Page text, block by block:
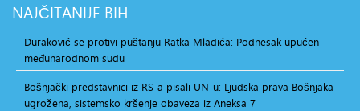
NAJČITANIJE BIH
Duraković se protivi puštanju Ratka Mladića: Podnesak upućen
međunarodnom sudu
Bošnjački predstavnici iz RS-a pisali UN-u: Ljudska prava Bošnjaka
ugrožena, sistemsko kršenje obaveza iz Aneksa 7